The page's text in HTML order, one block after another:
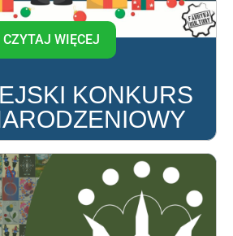
CZYTAJ WIĘCEJ
KONKURS